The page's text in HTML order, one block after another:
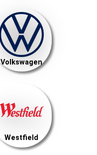
Volkswagen
Westfield